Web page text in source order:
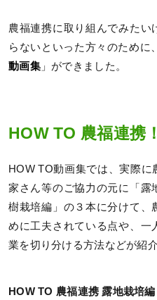
農福連携に取り組んでみたい
らないといった方々のために
動画集」ができました。
HOW TO 農福連携！
HOW TO動画集では、実際
家さん等のご協力の元に「露
樹栽培編」の３本に分けて、
めに工夫されている点や、一
業を切り分ける方法などが紹
HOW TO 農福連携 露地栽培編